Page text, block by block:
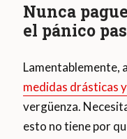
Nunca
el pánico
Lamentablemente,
medidas drásticas
vergüenza.
esto no tiene por